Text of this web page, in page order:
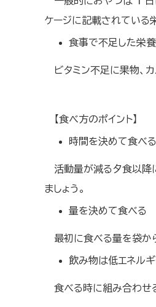
ケージに記載されている
食事で不足した栄
ビタミン不足に果物、
【食べ方のポイント】
時間を決めて食べる
活動量が減る夕食以降
ましょう。
量を決めて食べる
最初に食べる量を袋か
飲み物は低エネル
食べる時に組み合わせ